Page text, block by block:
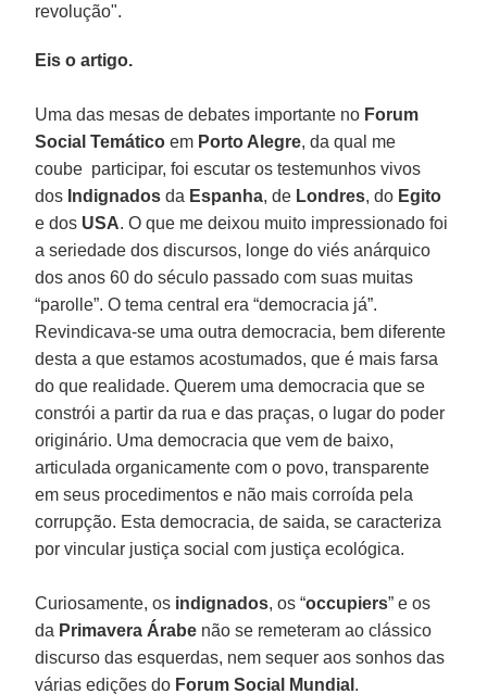
revolução".
Eis o artigo.
Uma das mesas de debates importante no Forum
Social Temático em Porto Alegre, da qual me
coube participar, foi escutar os testemunhos vivos
dos Indignadosda Espanha, de Londres, do Egito
e dos USA. O que me deixou muito impressionado foi
a seriedade dos discursos, longe do viés anárquico
dos anos 60 do século passado com suas muitas
“parolle”. O tema central era “democracia já”.
Revindicava-se uma outra democracia, bem diferente
desta a que estamos acostumados, que é mais farsa
do que realidade. Querem uma democracia que se
constrói a partir da rua e das praças, o lugar do poder
originário. Uma democracia que vem de baixo,
articulada organicamente com o povo, transparente
em seus procedimentos e não mais corroída pela
corrupção. Esta democracia, de saida, se caracteriza
por vincular justiça social com justiça ecológica.
Curiosamente, os indignados, os “occupiers” e os
da Primavera Árabe não se remeteram ao clássico
discurso das esquerdas, nem sequer aos sonhos das
várias edições do Forum Social Mundial .